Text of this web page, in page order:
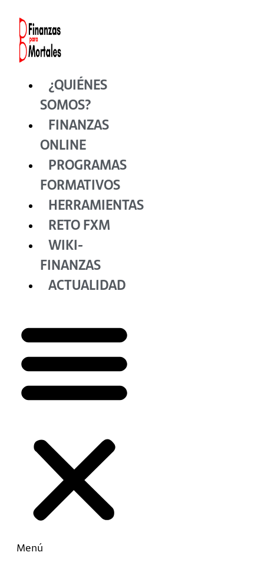
contenido
¿QUIÉNES
SOMOS?
FINANZAS
ONLINE
PROGRAMAS
FORMATIVOS
HERRAMIENTAS
RETO FXM
WIKI-
FINANZAS
ACTUALIDAD
Menú